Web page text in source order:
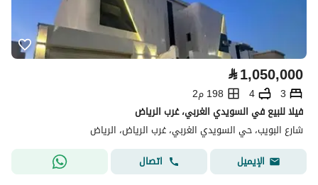
⃁1,050,000
3
4
198 م2
فيلا للبيع في السويدي الغربي، غرب الرياض
شارع البويب، حي السويدي الغربي، غرب الرياض، الرياض
الإيميل
اتصال